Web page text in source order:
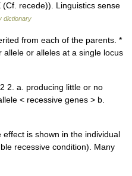
recede)). Linguistics sense
dictionary
from each of the parents. *
or alleles at a single locus
2. a. producing little or no
< recessive genes > b.
is shown in the individual
recessive condition). Many